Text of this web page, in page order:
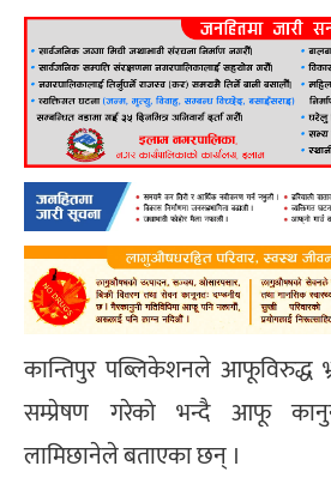
कान्तिपुर पब्लिकेशनले आफूविरुद्ध
सम्प्रेषण गरेको भन्दै आफू
लामिछानेले बताएका छन् ।